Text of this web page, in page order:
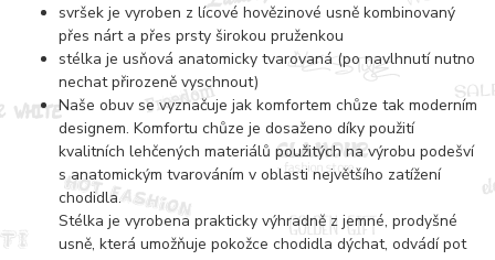
svršek je vyroben z lícové hovězinové usně kombinovaný
přes nárt a přes prsty širokou pruženkou
stélka je usňová anatomicky tvarovaná (po navlhnutí nutno
nechat přirozeně vyschnout)
Naše obuv se vyznačuje jak komfortem chůze tak moderním
designem. Komfortu chůze je dosaženo díky použití
kvalitních lehčených materiálů použitých na výrobu podešví
s anatomickým tvarováním v oblasti největšího zatížení
chodidla.
Stélka je vyrobena prakticky výhradně z jemné, prodyšné
usně, která umožňuje pokožce chodidla dýchat, odvádí pot